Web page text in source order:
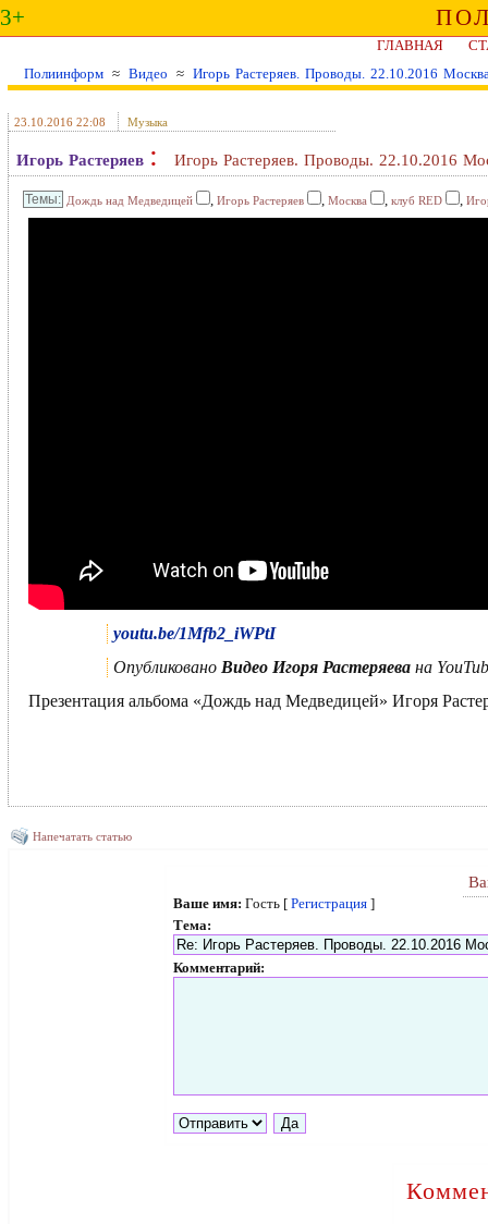
3+
ГЛАВНАЯ
Полиинформ ≈ Видео ≈ Игорь Растеряев. Проводы. 22.10.2016
23.10.2016 22:08 Музыка
Игорь Растеряев : Игорь Растеряев. Проводы. 22.10.2016
Дождь над Медведицей , Игорь Растеряев , Москва , клуб RED ,
youtu.be/1Mfb2_iWPtI
Опубликовано Видео Игоря Растеряева на
Презентация альбома «Дождь над Медведицей» Игоря
Напечатать статью
Ваше имя: Гость [ Регистрация ]
Тема:
Комментарий: